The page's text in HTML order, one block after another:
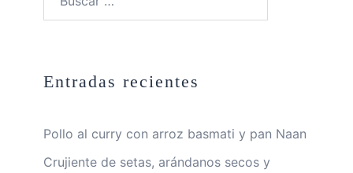
Entradas recientes
Pollo al curry con arroz basmati y pan Naan
Crujiente de setas, arándanos secos y